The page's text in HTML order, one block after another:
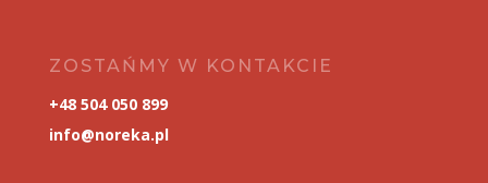
ZOSTAŃMY W KONTAKCIE
+48 504 050 899
info@noreka.pl